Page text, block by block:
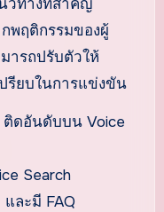
วทางที่สำคัญ
พฤติกรรมของผู้
ารถปรับตัวให้
รียบในการแข่งขัน
ดอันดับบน Voice
Search
ละมี FAQ